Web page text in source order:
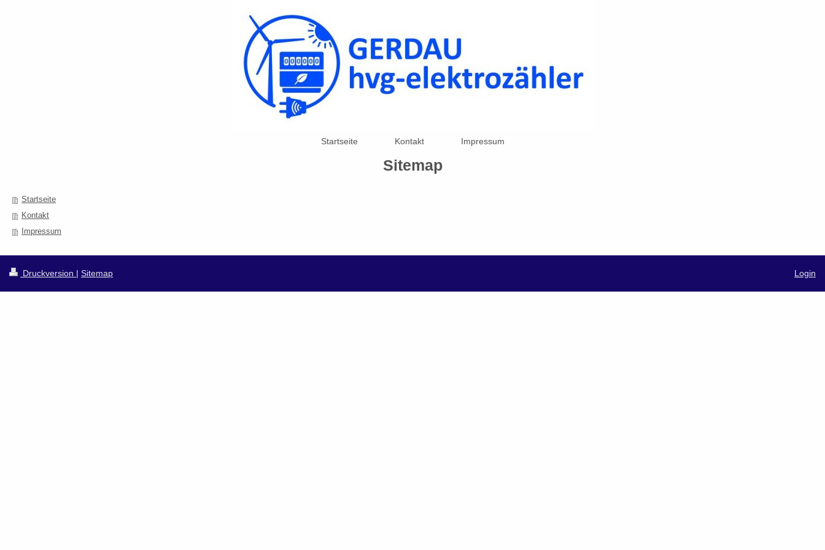
Startseite Kontakt Impressum
Sitemap
Startseite
Kontakt
Impressum
Druckversion | Sitemap Login